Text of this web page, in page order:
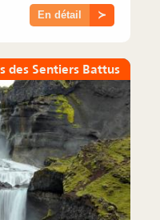
En détail ≻
des Sentiers Battus